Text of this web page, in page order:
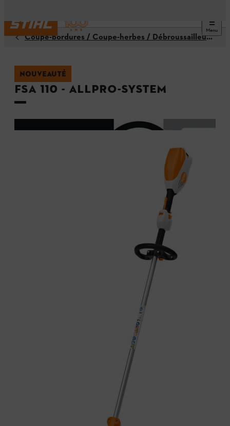
Menu
Coupe-bordures / Coupe-herbes / Débroussailleuses
NOUVEAUTÉ
FSA 110 - ALLPRO-System